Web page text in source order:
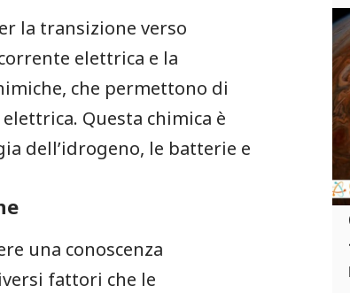
la ‍transizione verso
elettrica e la
che permettono di
Questa chimica‌ è‍
dell’idrogeno, le batterie e
una conoscenza
fattori ⁣che le